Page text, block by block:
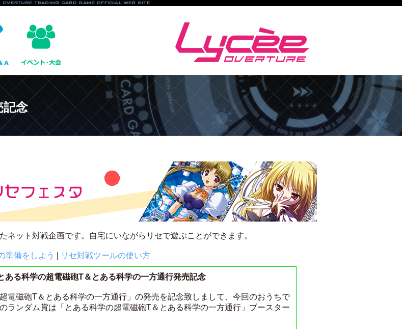
念
ネット対戦企画です。自宅にいながらリセで遊ぶことができます。
準備をしよう リセ対戦ツールの使い方
ある科学の超電磁砲T＆とある科学の一方通行発売記念
磁砲T＆とある科学の一方通行」の発売を記念致しまして、今回のおうちで
ランダム賞は「とある科学の超電磁砲T＆とある科学の一方通行」ブースター